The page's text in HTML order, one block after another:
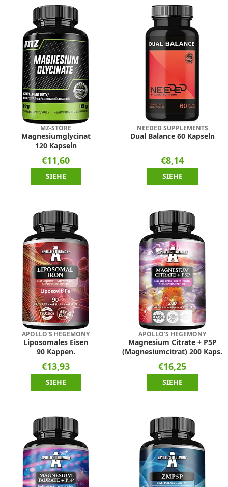
MZ-STORE
Magnesiumglycinat
120 Kapseln
€11,60
SIEHE
NEEDED SUPPLEMENTS
Dual Balance 60 Kapseln
€8,14
SIEHE
APOLLO'S HEGEMONY
Liposomales Eisen
90 Kappen.
€13,93
SIEHE
APOLLO'S HEGEMONY
Magnesium Citrate + P5P
(Magnesiumcitrat) 200 Kaps.
€16,25
SIEHE